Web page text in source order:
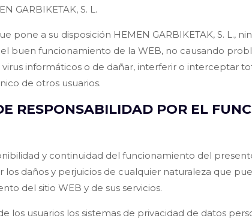
GARBIKETAK, S. L.
pone a su disposición HEMEN GARBIKETAK, S. L.,
buen funcionamiento de la WEB, no causando
informáticos o de dañar, interferir o interceptar
de otros usuarios.
RESPONSABILIDAD POR EL
y continuidad del funcionamiento del
daños y perjuicios de cualquier naturaleza que
del sitio WEB y de sus servicios.
los usuarios los sistemas de privacidad de datos